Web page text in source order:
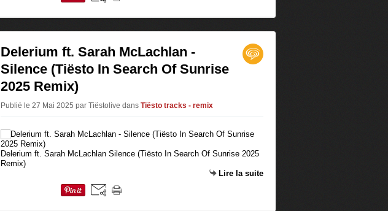
Delerium ft. Sarah McLachlan -
Silence (Tiësto In Search Of Sunrise
2025 Remix)
Publié le 27 Mai 2025 par Tiëstolive dans Tiësto tracks - remix
Delerium ft. Sarah McLachlan Silence (Tiësto In Search Of Sunrise 2025
Remix)
Lire la suite